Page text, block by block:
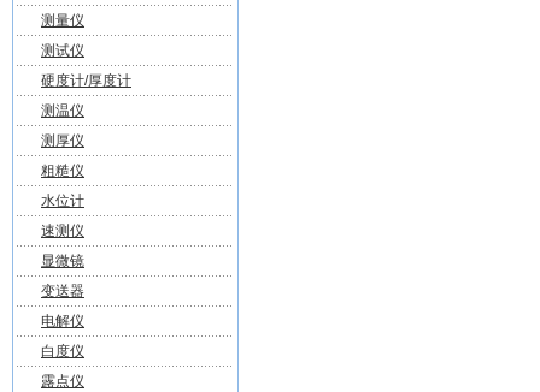
测量仪
测试仪
硬度计/厚度计
测温仪
测厚仪
粗糙仪
水位计
速测仪
显微镜
变送器
电解仪
白度仪
露点仪